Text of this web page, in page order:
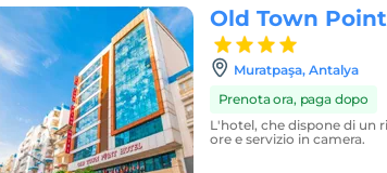
Old Town
Muratpaşa, Antalya
Prenota ora, paga dopo
L'hotel, che dispone di un
ore e servizio in camera.